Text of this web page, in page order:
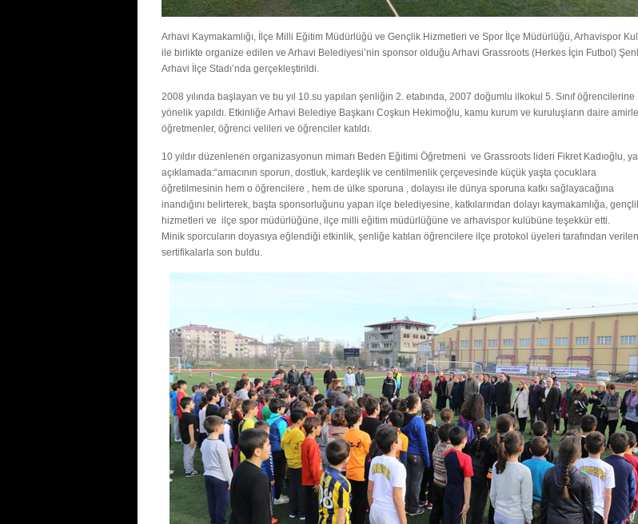
Arhavi Kaymakamlığı, İlçe Milli Eğitim Müdürlüğü ve Gençlik Hizmetleri ve Spor İlçe Müdürlüğü, Arhavispor
ile birlikte organize edilen ve Arhavi Belediyesi’nin sponsor olduğu Arhavi Grassroots (Herkes İçin Futbol)
Arhavi İlçe Stadı’nda gerçekleştirildi.
2008 yılında başlayan ve bu yıl 10.su yapılan şenliğin 2. etabında, 2007 doğumlu ilkokul 5. Sınıf öğrencilerine
yönelik yapıldı. Etkinliğe Arhavi Belediye Başkanı Coşkun Hekimoğlu, kamu kurum ve kuruluşların daire
öğretmenler, öğrenci velileri ve öğrenciler katıldı.
10 yıldır düzenlenen organizasyonun mimarı Beden Eğitimi Öğretmeni ve Grassroots lideri Fikret Kadıoğlu,
açıklamada:“amacının sporun, dostluk, kardeşlik ve centilmenlik çerçevesinde küçük yaşta çocuklara
öğretilmesinin hem o öğrencilere , hem de ülke sporuna , dolayısı ile dünya sporuna katkı sağlayacağına
inandığını belirterek, başta sponsorluğunu yapan ilçe belediyesine, katkılarından dolayı kaymakamlığa,
hizmetleri ve ilçe spor müdürlüğüne, ilçe milli eğitim müdürlüğüne ve arhavispor kulübüne teşekkür etti.
Minik sporcuların doyasıya eğlendiği etkinlik, şenliğe katılan öğrencilere ilçe protokol üyeleri tarafından verilen
sertifikalarla son buldu.